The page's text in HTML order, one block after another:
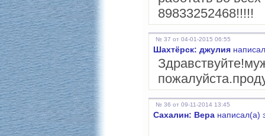
89833252468!!!!!
№ 37 от 04-01-2015 06:55
Шахтёрск: джулия
№ 36 от 09-11-2014 13:45
Сахалин: Вера написал(а)